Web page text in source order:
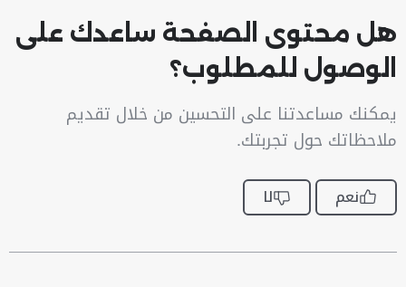
هل محتوى الصفحة ساعدك على
الوصول للمطلوب؟
يمكنك مساعدتنا على التحسين من خلال تقديم
ملاحظاتك حول تجربتك.
نعم لا